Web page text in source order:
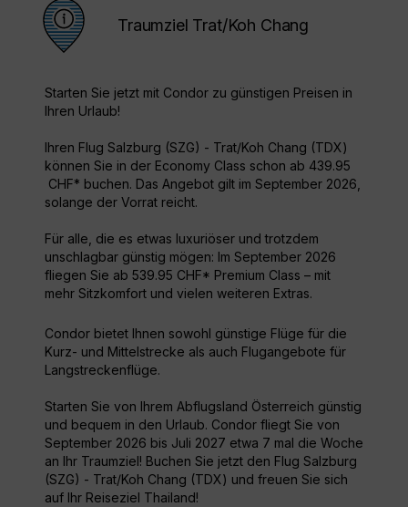
Traumziel Trat/Koh Chang
Starten Sie jetzt mit Condor zu günstigen Preisen in
Ihren Urlaub!
Ihren Flug Salzburg (SZG) - Trat/Koh Chang (TDX)
können Sie in der Economy Class schon ab 439.95
CHF* buchen. Das Angebot gilt im September 2026,
solange der Vorrat reicht.
Für alle, die es etwas luxuriöser und trotzdem
unschlagbar günstig mögen: Im September 2026
fliegen Sie ab 539.95 CHF* Premium Class – mit
mehr Sitzkomfort und vielen weiteren Extras.
Condor bietet Ihnen sowohl günstige Flüge für die
Kurz- und Mittelstrecke als auch Flugangebote für
Langstreckenflüge.
Starten Sie von Ihrem Abflugsland Österreich günstig
und bequem in den Urlaub. Condor fliegt Sie von
September 2026 bis Juli 2027 etwa 7 mal die Woche
an Ihr Traumziel! Buchen Sie jetzt den Flug Salzburg
(SZG) - Trat/Koh Chang (TDX) und freuen Sie sich
auf Ihr Reiseziel Thailand!